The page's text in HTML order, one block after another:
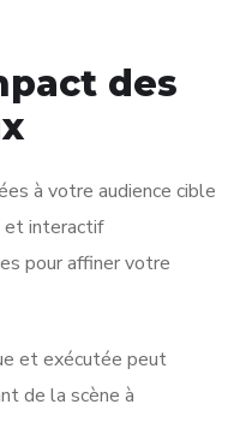
des
à votre audience cible
et interactif
pour affiner votre
et exécutée peut
de la scène à